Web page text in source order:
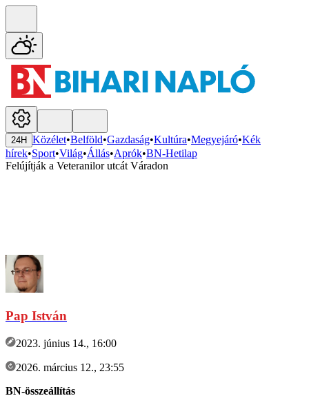
24H Közélet•Belföld•Gazdaság•Kultúra•Megyejáró•Kék
hírek•Sport•Világ•Állás•Aprók•BN-Hetilap
Felújítják a Veteranilor utcát Váradon
Pap István
2023. június 14., 16:00
2026. március 12., 23:55
BN-összeállítás